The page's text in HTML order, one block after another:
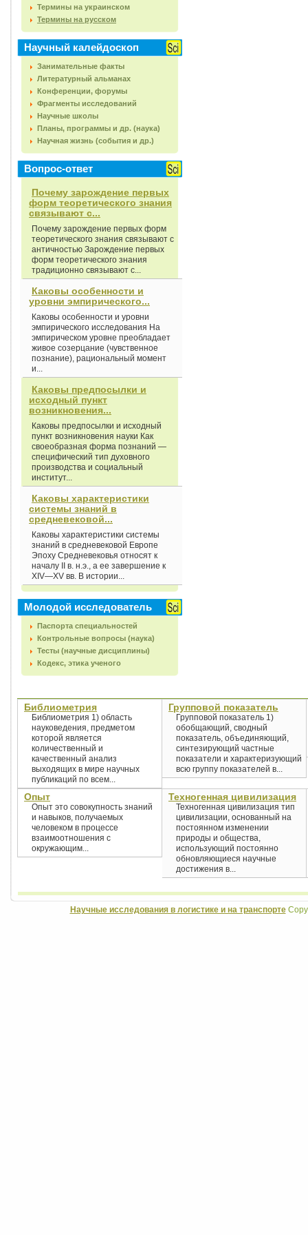
Термины на украинском
Термины на русском
Научный калейдоскоп
Занимательные факты
Литературный альманах
Конференции, форумы
Фрагменты исследований
Научные школы
Планы, программы и др. (наука)
Научная жизнь (события и др.)
Вопрос-ответ
Почему зарождение первых
форм теоретического знания
связывают с...
Почему зарождение первых форм
теоретического знания связывают с
античностью Зарождение первых
форм теоретического знания
традиционно связывают с...
Каковы особенности и
уровни эмпирического...
Каковы особенности и уровни
эмпирического исследования На
эмпирическом уровне преобладает
живое созерцание (чувственное
познание), рациональный момент
и...
Каковы предпосылки и
исходный пункт
возникновения...
Каковы предпосылки и исходный
пункт возникновения науки Как
своеобразная форма познаний —
специфический тип духовного
производства и социальный
институт...
Каковы характеристики
системы знаний в
средневековой...
Каковы характеристики системы
знаний в средневековой Европе
Эпоху Средневековья относят к
началу II в. н.э., а ее завершение к
XIV—XV вв. В истории...
Молодой исследователь
Паспорта специальностей
Контрольные вопросы (наука)
Тесты (научные дисциплины)
Кодекс, этика ученого
Библиометрия
Библиометрия 1) область
науковедения, предметом
которой является
количественный и
качественный анализ
выходящих в мире научных
публикаций по всем...
Групповой показатель
Групповой показатель 1)
обобщающий, сводный
показатель, объединяющий,
синтезирующий частные
показатели и характеризующий
всю группу показателей в...
Опыт
Опыт это совокупность знаний
и навыков, получаемых
человеком в процессе
взаимоотношения с
окружающим...
Техногенная цивилизация
Техногенная цивилизация тип
цивилизации, основанный на
постоянном изменении
природы и общества,
использующий постоянно
обновляющиеся научные
достижения в...
Научные исследования в логистике и на транспорте